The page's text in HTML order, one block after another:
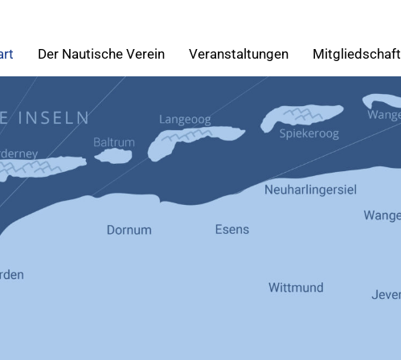
Der Nautische Verein Veranstaltungen Mitgliedschaft